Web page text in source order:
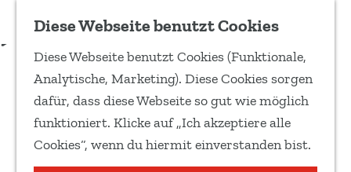
Diese Webseite benutzt Cookies
Diese Webseite benutzt Cookies (Funktionale,
Analytische, Marketing). Diese Cookies sorgen
dafür, dass diese Webseite so gut wie möglich
funktioniert. Klicke auf „Ich akzeptiere alle
Cookies“, wenn du hiermit einverstanden bist.
Zu Favoriten hinzufügen
e
i
l
e
d
Download Routenbeschreibung
Westerbork-Zwiggelte
Wandertour
15 km